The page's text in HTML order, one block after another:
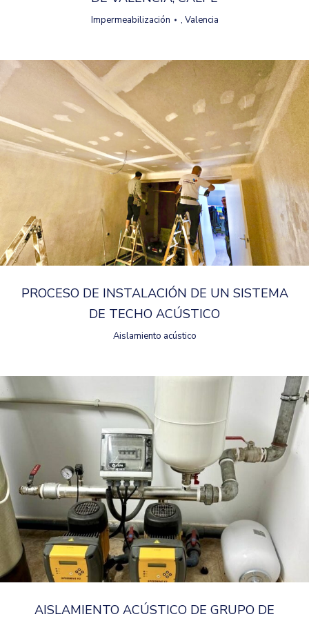
Impermeabilización , Valencia
PROCESO DE INSTALACIÓN DE UN SISTEMA
DE TECHO ACÚSTICO
Aislamiento acústico
AISLAMIENTO ACÚSTICO DE GRUPO DE